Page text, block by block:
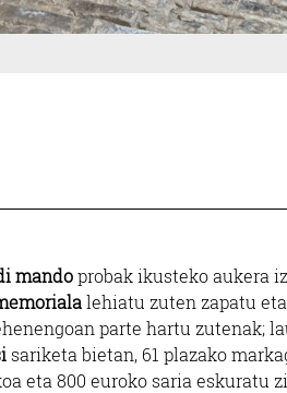
mandoprobak ikusteko aukera
lehiatu zuten zapatu
parte hartu zutenak;
sariketa bietan, 61 plazako
eta 800 euroko saria eskuratu